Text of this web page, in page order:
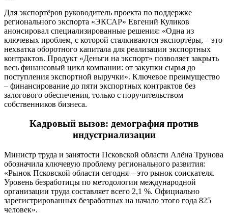
Для экспортёров руководитель проекта по поддержке
регионального экспорта «ЭКСАР» Евгений Куликов
анонсировал специализированные решения: «Одна из
ключевых проблем, с которой сталкиваются экспортёры, – это
нехватка оборотного капитала для реализации экспортных
контрактов. Продукт «Деньги на экспорт» позволяет закрыть
весь финансовый цикл компании: от закупки сырья до
поступления экспортной выручки». Ключевое преимущество
– финансирование до пяти экспортных контрактов без
залогового обеспечения, только с поручительством
собственников бизнеса.
Кадровый вызов: демография против
индустриализации
Министр труда и занятости Псковской области Алёна Трунова
обозначила ключевую проблему регионального развития:
«Рынок Псковской области сегодня – это рынок соискателя.
Уровень безработицы по методологии международной
организации труда составляет всего 2,1 %. Официально
зарегистрированных безработных на начало этого года 825
человек».